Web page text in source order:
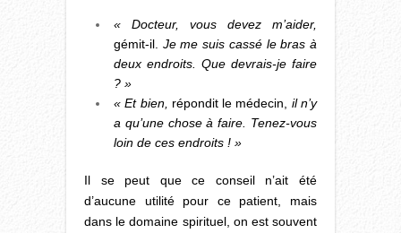
« Docteur, vous devez m’aider,
gémit-il. Je me suis cassé le bras à
deux endroits. Que devrais-je faire
? »
« Et bien, répondit le médecin, il n’y
a qu’une chose à faire. Tenez-vous
loin de ces endroits ! »
Il se peut que ce conseil n’ait été
d’aucune utilité pour ce patient, mais
dans le domaine spirituel, on est souvent